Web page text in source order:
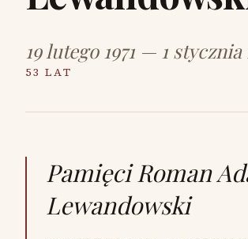
19 lutego 1971 — 1 stycznia
53 LAT
Pamięci Roman
Lewandowski